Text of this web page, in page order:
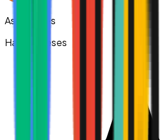
Asiel Valdes
Hace 2 meses